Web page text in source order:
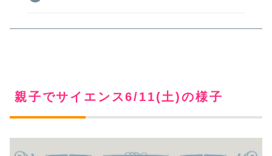
親子でサイエンス6/11(土)の様子